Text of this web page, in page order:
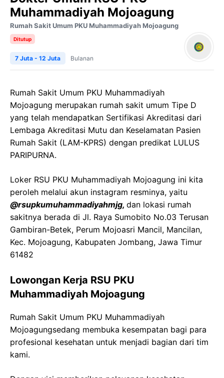
Muhammadiyah Mojoagung
Rumah Sakit Umum PKU Muhammadiyah Mojoagung
Ditutup
7 Juta - 12 Juta Bulanan
Rumah Sakit Umum PKU Muhammadiyah
Mojoagung merupakan rumah sakit umum Tipe D
yang telah mendapatkan Sertifikasi Akreditasi dari
Lembaga Akreditasi Mutu dan Keselamatan Pasien
Rumah Sakit (LAM-KPRS) dengan predikat LULUS
PARIPURNA.
Loker RSU PKU Muhammadiyah Mojoagung ini kita
peroleh melalui akun instagram resminya, yaitu
@rsupkumuhammadiyahmjg, dan lokasi rumah
sakitnya berada di Jl. Raya Sumobito No.03 Terusan
Gambiran-Betek, Perum Mojoasri Mancil, Mancilan,
Kec. Mojoagung, Kabupaten Jombang, Jawa Timur
61482
Lowongan Kerja RSU PKU
Muhammadiyah Mojoagung
Rumah Sakit Umum PKU Muhammadiyah
Mojoagungsedang membuka kesempatan bagi para
profesional kesehatan untuk menjadi bagian dari tim
kami.